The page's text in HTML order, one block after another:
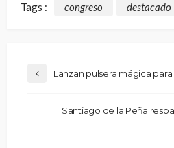
Tags : congreso destacado
Lanzan pulsera mágica para
Santiago de la Peña